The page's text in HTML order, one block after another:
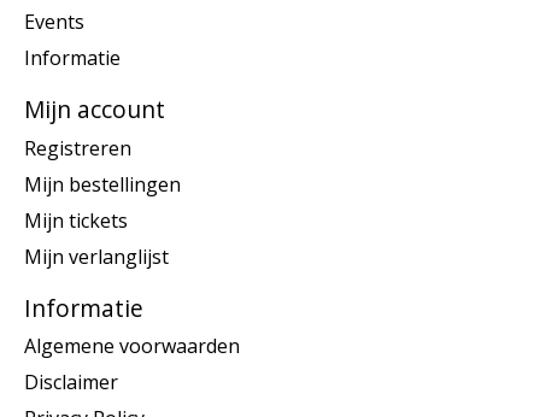
Events
Informatie
Mijn account
Registreren
Mijn bestellingen
Mijn tickets
Mijn verlanglijst
Informatie
Algemene voorwaarden
Disclaimer